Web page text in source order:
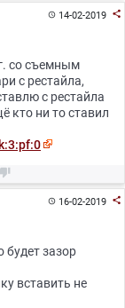
14-02-2019 
со съемным
с рестайла,
с рестайла
кто ни то ставил

16-02-2019 
будет зазор
вставить не